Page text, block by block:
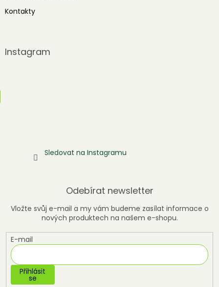
Kontakty
Instagram
Sledovat na Instagramu
Odebírat newsletter
Vložte svůj e-mail a my vám budeme zasílat informace o
nových produktech na našem e-shopu.
E-mail
Přihlásit
se